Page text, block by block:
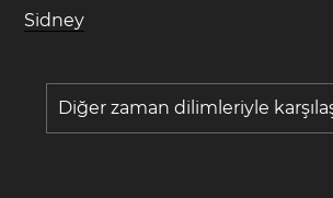
Sidney
Diğer zaman dilimleriyle